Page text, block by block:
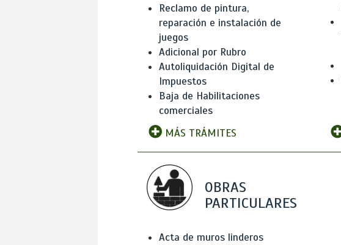
Reclamo de pintura,
reparación e instalación de
juegos
Adicional por Rubro
Autoliquidación Digital de
Impuestos
Baja de Habilitaciones
comerciales
MÁS TRÁMITES
OBRAS
PARTICULARES
Acta de muros linderos